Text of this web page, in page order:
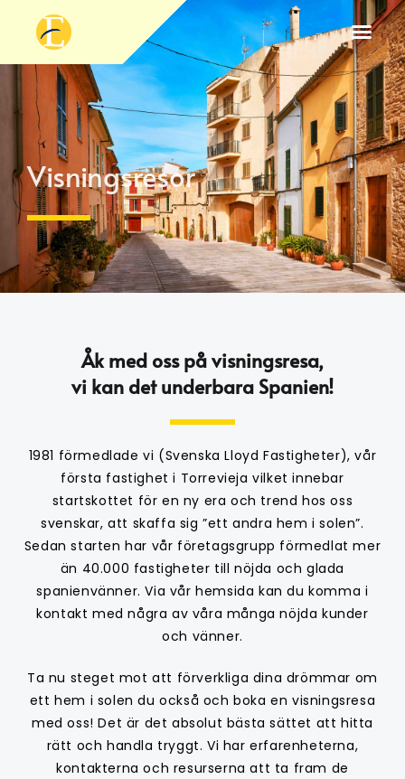
Visningsresor
Åk med oss på visningsresa,
vi kan det underbara Spanien!
1981 förmedlade vi (Svenska Lloyd Fastigheter), vår
första fastighet i Torrevieja vilket innebar
startskottet för en ny era och trend hos oss
svenskar, att skaffa sig ”ett andra hem i solen”.
Sedan starten har vår företagsgrupp förmedlat mer
än 40.000 fastigheter till nöjda och glada
spanienvänner. Via vår hemsida kan du komma i
kontakt med några av våra många nöjda kunder
och vänner.
Ta nu steget mot att förverkliga dina drömmar om
ett hem i solen du också och boka en visningsresa
med oss! Det är det absolut bästa sättet att hitta
rätt och handla tryggt. Vi har erfarenheterna,
kontakterna och resurserna att ta fram de